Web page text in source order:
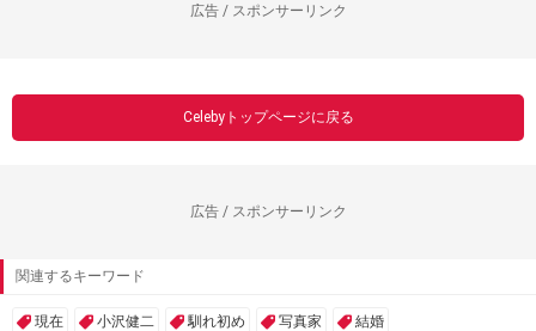
広告 / スポンサーリンク
Celebyトップページに戻る
広告 / スポンサーリンク
関連するキーワード
現在 小沢健二 馴れ初め 写真家 結婚